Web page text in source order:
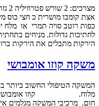
כפות רוטב סויה תמרי או מלח
לחתיכות גדולות. מניחים
הירקות מתבלים את הירקות
משקה קוזו אומבושי
המשקה הטיפולי החשוב ביותר
מלוח. קוזו אומבושי משמש